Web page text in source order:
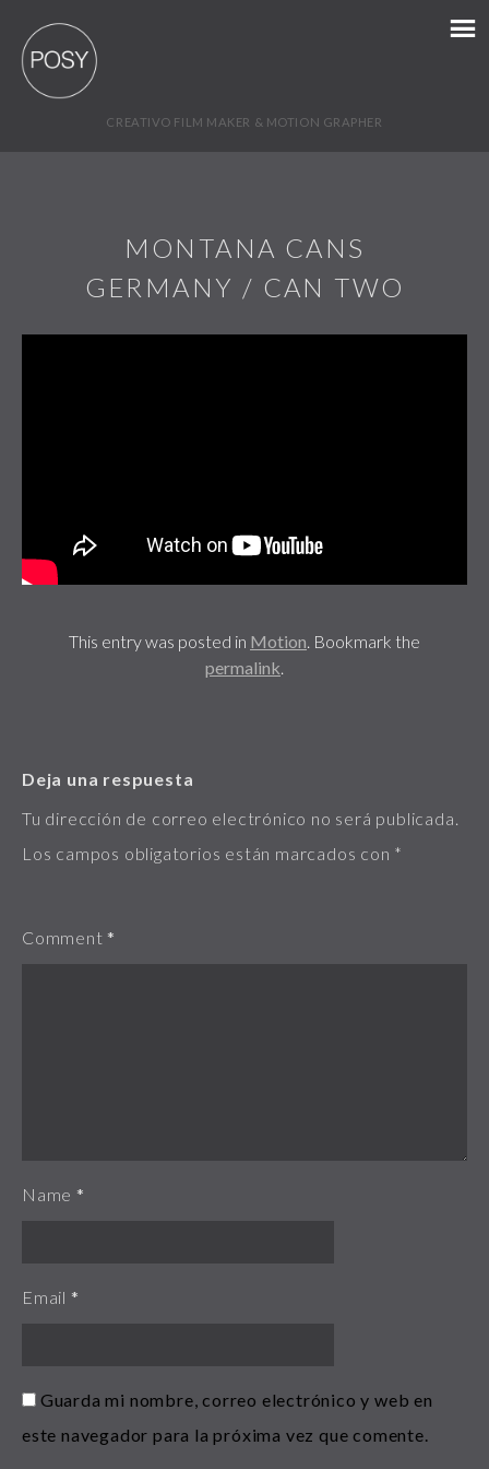
CREATIVO FILM MAKER & MOTION GRAPHER
MONTANA CANS
GERMANY / CAN TWO
This entry was posted in Motion. Bookmark the
permalink.
Deja una respuesta
Tu dirección de correo electrónico no será publicada.
Los campos obligatorios están marcados con *
Comment *
Name *
Email *
Guarda mi nombre, correo electrónico y web en
este navegador para la próxima vez que comente.